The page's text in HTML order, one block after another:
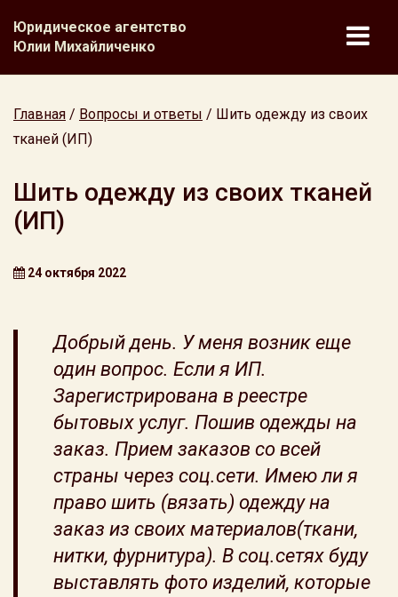
Юридическое агентство
Юлии Михайличенко
Главная / Вопросы и ответы / Шить одежду из своих
тканей (ИП)
Шить одежду из своих тканей
(ИП)
24 октября 2022
Добрый день. У меня возник еще
один вопрос. Если я ИП.
Зарегистрирована в реестре
бытовых услуг. Пошив одежды на
заказ. Прием заказов со всей
страны через соц.сети. Имею ли я
право шить (вязать) одежду на
заказ из своих материалов(ткани,
нитки, фурнитура). В соц.сетях буду
выставлять фото изделий, которые